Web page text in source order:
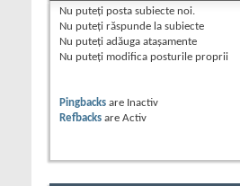
Nu puteţi posta subiecte noi.
Nu puteţi răspunde la subiecte
Nu puteţi adăuga ataşamente
Nu puteţi modifica posturile proprii
Pingbacks are Inactiv
Refbacks are Activ